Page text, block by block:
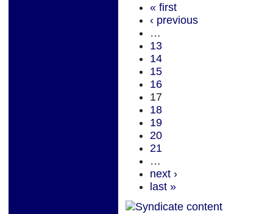
« first
‹ previous
…
13
14
15
16
17
18
19
20
21
…
next ›
last »